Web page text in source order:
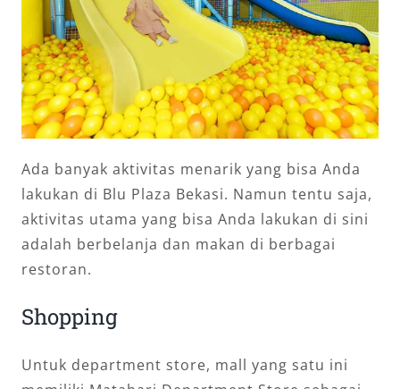
Ada banyak aktivitas menarik yang bisa Anda
lakukan di Blu Plaza Bekasi. Namun tentu saja,
aktivitas utama yang bisa Anda lakukan di sini
adalah berbelanja dan makan di berbagai
restoran.
Shopping
Untuk department store, mall yang satu ini